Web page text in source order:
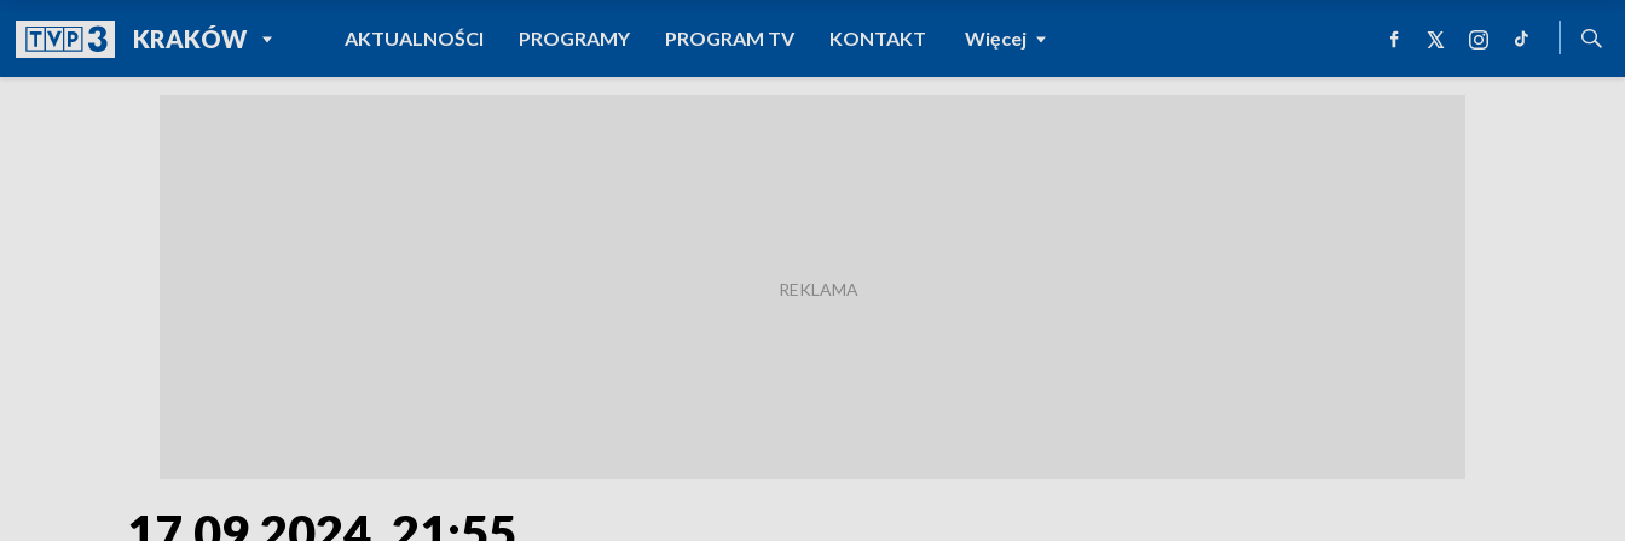
KRAKÓWPOWRÓT DO
TVP REGIONY
AKTUALNOŚCI PROGRAMY PROGRAM TV KONTAKT Więcej